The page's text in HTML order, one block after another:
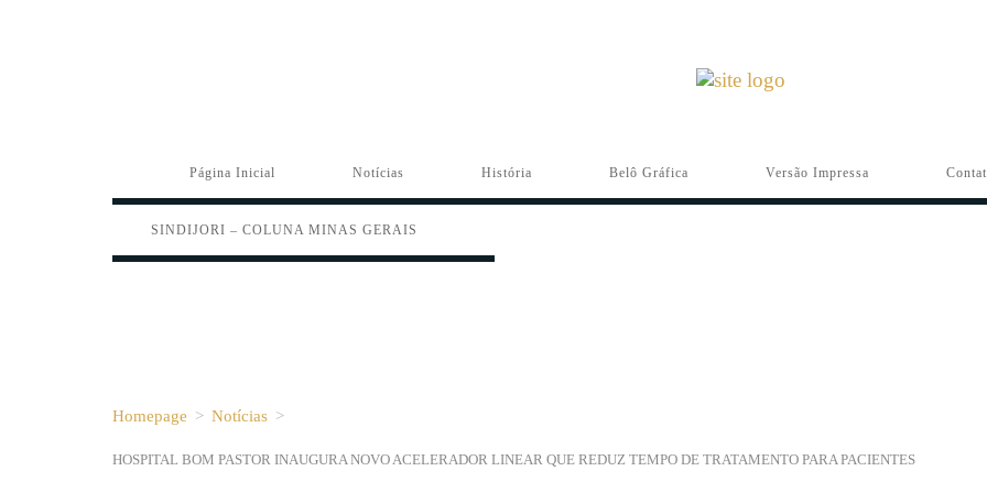
Página Inicial Notícias História Belô Gráfica Versão Impressa
SINDIJORI – COLUNA MINAS GERAIS
Homepage > Notícias >
HOSPITAL BOM PASTOR INAUGURA NOVO ACELERADOR LINEAR QUE REDUZ TEMPO DE TRATAMENTO PARA PACIENTES